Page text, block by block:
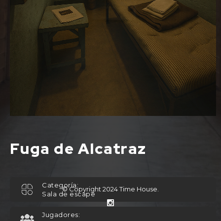
Fuga de Alcatraz
Categoría:
Sala de escape
Jugadores:
© Copyright 2024Time House